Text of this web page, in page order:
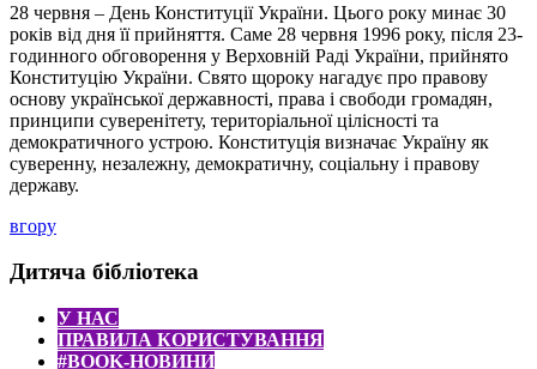
28 червня – День Конституції України. Цього року минає 30
років від дня її прийняття. Саме 28 червня 1996 року, після 23-
годинного обговорення у Верховній Раді України, прийнято
Конституцію України. Свято щороку нагадує про правову
основу української державності, права і свободи громадян,
принципи суверенітету, територіальної цілісності та
демократичного устрою. Конституція визначає Україну як
суверенну, незалежну, демократичну, соціальну і правову
державу.
вгору
Дитяча бібліотека
У НАС
ПРАВИЛА КОРИСТУВАННЯ
#BOOK-НОВИНИ